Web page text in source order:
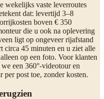
wekelijks vaste leverroutes
dat: levertijd 3–8
boven € 350
die u ook na oplevering
ligt op ongeveer rijafstand
45 minuten en u ziet alle
op een foto. Voor klanten
een 360°-videotour en
per post toe, zonder kosten.